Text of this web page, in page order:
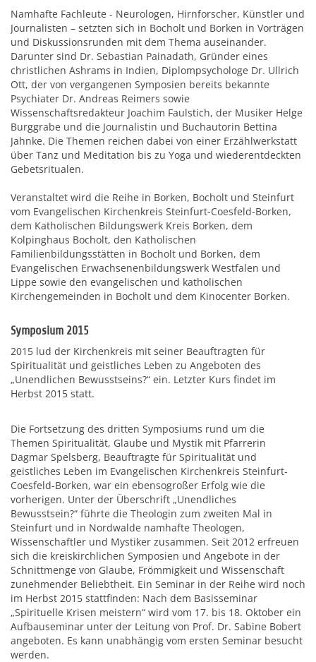
Namhafte Fachleute - Neurologen, Hirnforscher, Künstler und
Journalisten – setzten sich in Bocholt und Borken in Vorträgen
und Diskussionsrunden mit dem Thema auseinander.
Darunter sind Dr. Sebastian Painadath, Gründer eines
christlichen Ashrams in Indien, Diplompsychologe Dr. Ullrich
Ott, der von vergangenen Symposien bereits bekannte
Psychiater Dr. Andreas Reimers sowie
Wissenschaftsredakteur Joachim Faulstich, der Musiker Helge
Burggrabe und die Journalistin und Buchautorin Bettina
Jahnke. Die Themen reichen dabei von einer Erzählwerkstatt
über Tanz und Meditation bis zu Yoga und wiederentdeckten
Gebetsritualen.
Veranstaltet wird die Reihe in Borken, Bocholt und Steinfurt
vom Evangelischen Kirchenkreis Steinfurt-Coesfeld-Borken,
dem Katholischen Bildungswerk Kreis Borken, dem
Kolpinghaus Bocholt, den Katholischen
Familienbildungsstätten in Bocholt und Borken, dem
Evangelischen Erwachsenenbildungswerk Westfalen und
Lippe sowie den evangelischen und katholischen
Kirchengemeinden in Bocholt und dem Kinocenter Borken.
Symposium 2015
2015 lud der Kirchenkreis mit seiner Beauftragten für
Spiritualität und geistliches Leben zu Angeboten des
„Unendlichen Bewusstseins?“ ein. Letzter Kurs findet im
Herbst 2015 statt.
Die Fortsetzung des dritten Symposiums rund um die
Themen Spiritualität, Glaube und Mystik mit Pfarrerin
Dagmar Spelsberg, Beauftragte für Spiritualität und
geistliches Leben im Evangelischen Kirchenkreis Steinfurt-
Coesfeld-Borken, war ein ebensogroßer Erfolg wie die
vorherigen. Unter der Überschrift „Unendliches
Bewusstsein?“ führte die Theologin zum zweiten Mal in
Steinfurt und in Nordwalde namhafte Theologen,
Wissenschaftler und Mystiker zusammen. Seit 2012 erfreuen
sich die kreiskirchlichen Symposien und Angebote in der
Schnittmenge von Glaube, Frömmigkeit und Wissenschaft
zunehmender Beliebtheit. Ein Seminar in der Reihe wird noch
im Herbst 2015 stattfinden: Nach dem Basisseminar
„Spirituelle Krisen meistern“ wird vom 17. bis 18. Oktober ein
Aufbauseminar unter der Leitung von Prof. Dr. Sabine Bobert
angeboten. Es kann unabhängig vom ersten Seminar besucht
werden.